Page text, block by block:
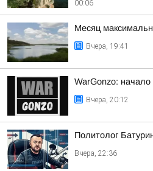
00:06
Месяц
Вчера, 19:41
WarGonzo: начало
Вчера, 20:12
Политолог
Вчера, 22:36